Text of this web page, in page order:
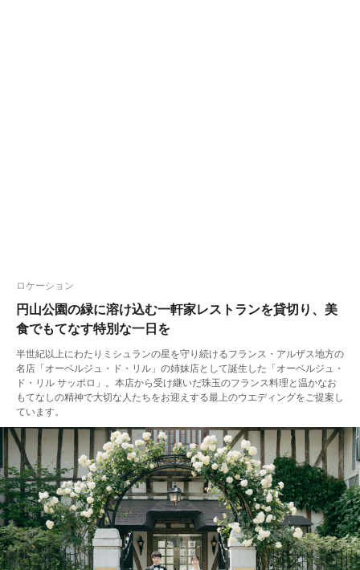
円山公園の緑に溶け込む一軒家レストランを貸切り、美
食でもてなす特別な一日を
半世紀以上にわたりミシュランの星を守り続けるフランス・アルザス地方の
名店「オーベルジュ・ド・リル」の姉妹店として誕生した「オーベルジュ・
ド・リル サッポロ」。本店から受け継いだ珠玉のフランス料理と温かなお
もてなしの精神で大切な人たちをお迎えする最上のウエディングをご提案し
ています。
ロケーション